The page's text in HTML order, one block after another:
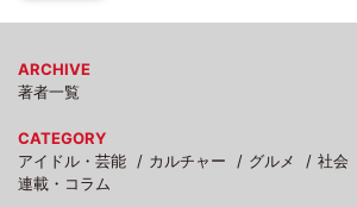
ARCHIVE
著者一覧
CATEGORY
アイドル・芸能
カルチャー グルメ 社会
連載・コラム